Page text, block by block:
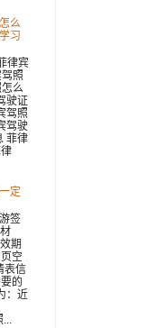
么
习
律宾
照
么
驶证
驾照
驾驶
菲律
定
签
期
空
表信
的
：近
...